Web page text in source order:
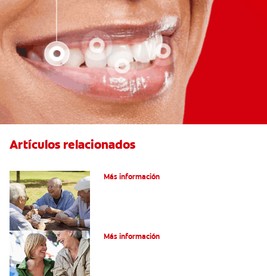
Artículos relacionados
Más información
Más información